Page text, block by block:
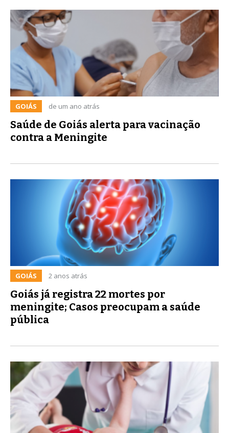
GOIÁS de um ano atrás
Saúde de Goiás alerta para vacinação
contra a Meningite
GOIÁS 2 anos atrás
Goiás já registra 22 mortes por
meningite; Casos preocupam a saúde
pública